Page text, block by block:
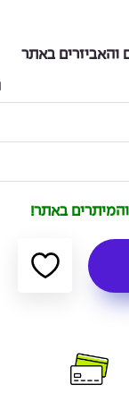
באתר
והמיתרים באתר!